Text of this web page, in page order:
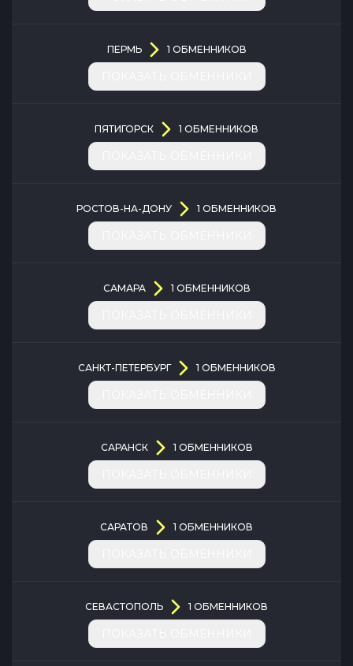
ПЕРМЬ 1 ОБМЕННИКОВ
ПЯТИГОРСК 1 ОБМЕННИКОВ
РОСТОВ-НА-ДОНУ 1 ОБМЕННИКОВ
САМАРА 1 ОБМЕННИКОВ
САНКТ-ПЕТЕРБУРГ 1 ОБМЕННИКОВ
САРАНСК 1 ОБМЕННИКОВ
САРАТОВ 1 ОБМЕННИКОВ
СЕВАСТОПОЛЬ 1 ОБМЕННИКОВ